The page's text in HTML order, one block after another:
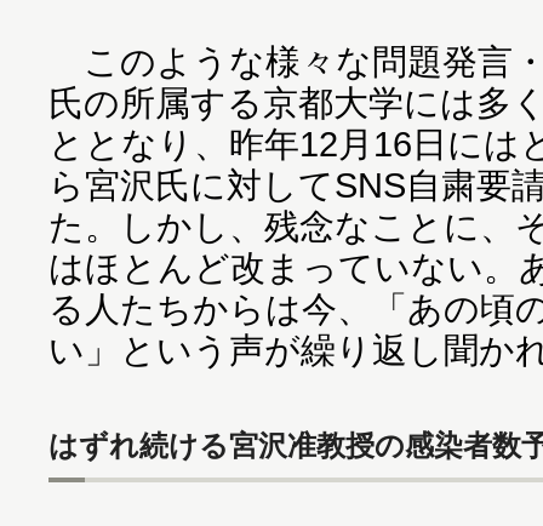
このような様々な問題発言
氏の所属する京都大学には多
ととなり、昨年12月16日には
ら宮沢氏に対してSNS自粛要
た。しかし、残念なことに、
はほとんど改まっていない。
る人たちからは今、「あの頃
い」という声が繰り返し聞か
はずれ続ける宮沢准教授の感染者数